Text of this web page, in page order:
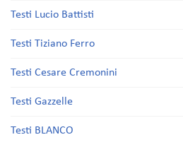
Testi Lucio Battisti
Testi Tiziano Ferro
Testi Cesare Cremonini
Testi Gazzelle
Testi BLANCO